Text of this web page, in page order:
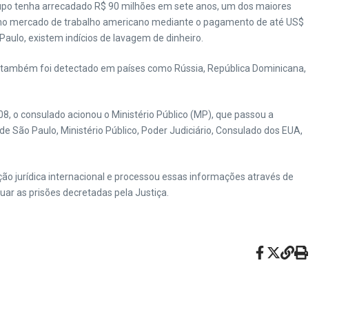
tenha arrecadado R$ 90 milhões em sete anos, um dos maiores
mercado de trabalho americano mediante o pagamento de até US$
existem indícios de lavagem de dinheiro.
foi detectado em países como Rússia, República Dominicana,
o consulado acionou o Ministério Público (MP), que passou a
Paulo, Ministério Público, Poder Judiciário, Consulado dos EUA,
jurídica internacional e processou essas informações através de
as prisões decretadas pela Justiça.